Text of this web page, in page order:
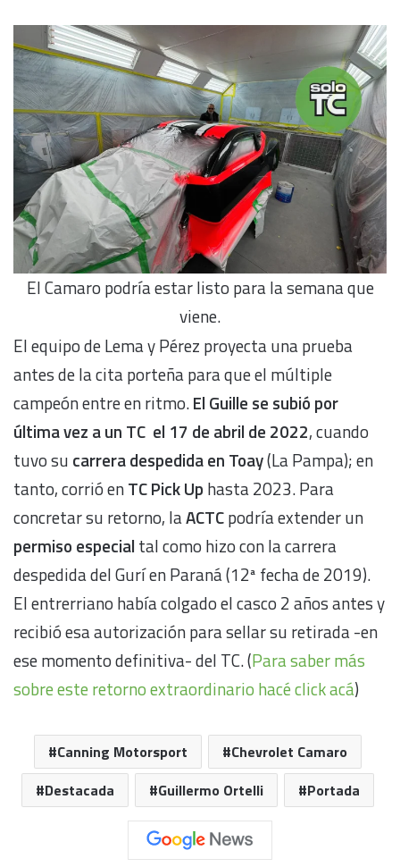
El Camaro podría estar listo para la semana que
viene.
El equipo de Lema y Pérez proyecta una prueba
antes de la cita porteña para que el múltiple
campeón entre en ritmo.El Guille se subió por
última vez a un TC el 17 de abril de 2022, cuando
tuvo su carrera despedida en Toay(La Pampa); en
tanto, corrió enTC Pick Up hasta 2023. Para
concretar su retorno, laACTCpodría extender un
permiso especial tal como hizo con la carrera
despedida del Gurí en Paraná (12ª fecha de 2019).
El entrerriano había colgado el casco 2 años antes y
recibió esa autorización para sellar su retirada -en
ese momento definitiva- del TC. (Para saber más
sobre este retorno extraordinario hacé click acá)
Canning Motorsport
Chevrolet Camaro
Destacada
Guillermo Ortelli Portada